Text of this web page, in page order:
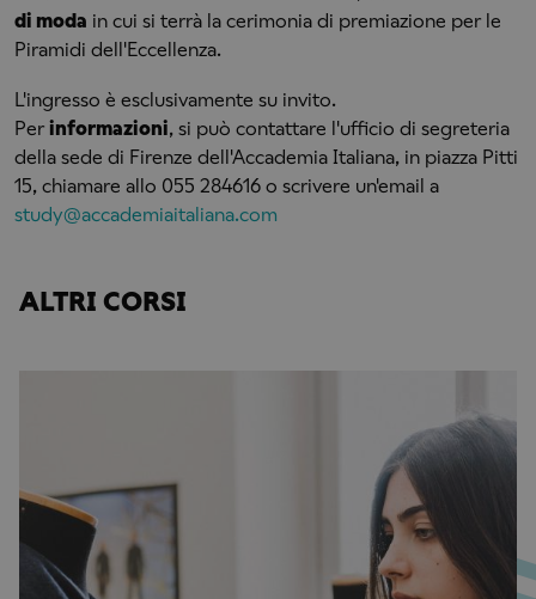
di moda in cui si terrà la cerimonia di premiazione per le
Piramidi dell'Eccellenza.
L'ingresso è esclusivamente su invito.
Per informazioni, si può contattare l'ufficio di segreteria
della sede di Firenze dell'Accademia Italiana, in piazza Pitti
15, chiamare allo 055 284616 o scrivere un'email a
study@accademiaitaliana.com
ALTRI CORSI